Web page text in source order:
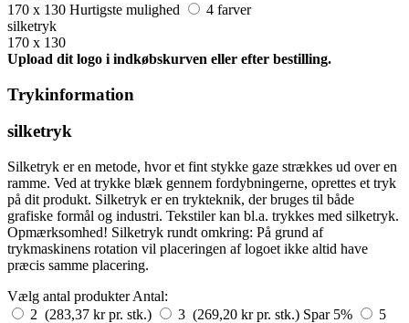
170 x 130 Hurtigste mulighed
4 farver
silketryk
170 x 130
Upload dit logo i indkøbskurven eller efter bestilling.
Trykinformation
silketryk
Silketryk er en metode, hvor et fint stykke gaze strækkes ud over en
ramme. Ved at trykke blæk gennem fordybningerne, oprettes et tryk
på dit produkt. Silketryk er en trykteknik, der bruges til både
grafiske formål og industri. Tekstiler kan bl.a. trykkes med silketryk.
Opmærksomhed! Silketryk rundt omkring: På grund af
trykmaskinens rotation vil placeringen af logoet ikke altid have
præcis samme placering.
Vælg antal produkter Antal:
2 (283,37 kr pr. stk.)
3 (269,20 kr pr. stk.) Spar 5%
5